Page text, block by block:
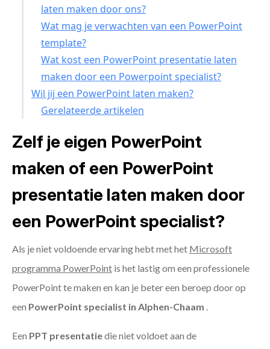
laten maken door ons?
Wat mag je verwachten van een PowerPoint
template?
Wat kost een PowerPoint presentatie laten
maken door een Powerpoint specialist?
Wil jij een PowerPoint laten maken?
Gerelateerde artikelen
Zelf je eigen PowerPoint
maken of een PowerPoint
presentatie laten maken door
een PowerPoint specialist?
Als je niet voldoende ervaring hebt met het Microsoft
programma PowerPoint is het lastig om een professionele
PowerPoint te maken en kan je beter een beroep door op
een PowerPoint specialist in Alphen-Chaam .
Een PPT presentatiedie niet voldoet aan de